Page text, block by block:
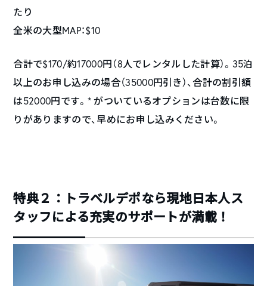
たり
全米の大型MAP：$10
合計で$170/約17000円（8人でレンタルした計算）。35泊
以上のお申し込みの場合（35000円引き）、合計の割引額
は52000円です。* がついているオプションは台数に限
りがありますので、早めにお申し込みください。
特典２：トラベルデポなら現地日本人ス
タッフによる充実のサポートが満載！